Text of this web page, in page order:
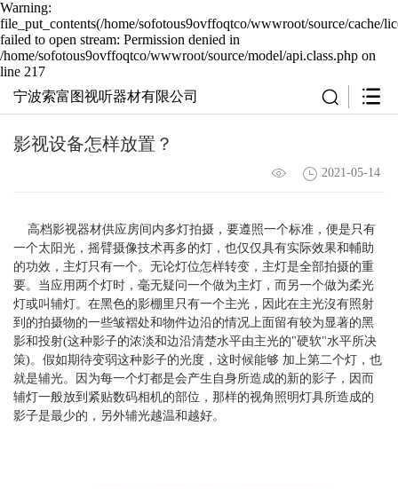
Warning:
file_put_contents(/home/sofotous9ovffoqtco/wwwroot/source/cache/
failed to open stream: Permission denied in
/home/sofotous9ovffoqtco/wwwroot/source/model/api.class.php on
line 217
宁波索富图视听器材有限公司
影视设备怎样放置？
2021-05-14
高档影视器材供应房间内多灯拍摄，要遵照一个标准，便是只有
一个太阳光，摇臂摄像技术再多的灯，也仅仅具有实际效果和輔助
的功效，主灯只有一个。无论灯位怎样转变，主灯是全部拍摄的重
要。当应用两个灯时，毫无疑问一个做为主灯，而另一个做为柔光
灯或叫辅灯。在黑色的影棚里只有一个主光，因此在主光沒有照射
到的拍摄物的一些皱褶处和物件边沿的情况上面留有较为显著的黑
影和投射(这种影子的浓淡和边沿清楚水平由主光的"硬软"水平所决
策)。假如期待变弱这种影子的光度，这时候能够 加上第二个灯，也
就是辅光。因为每一个灯都是会产生自身所造成的新的影子，因而
辅灯一般放到紧贴数码相机的部位，那样的视角照明灯具所造成的
影子是最少的，另外辅光越温和越好。